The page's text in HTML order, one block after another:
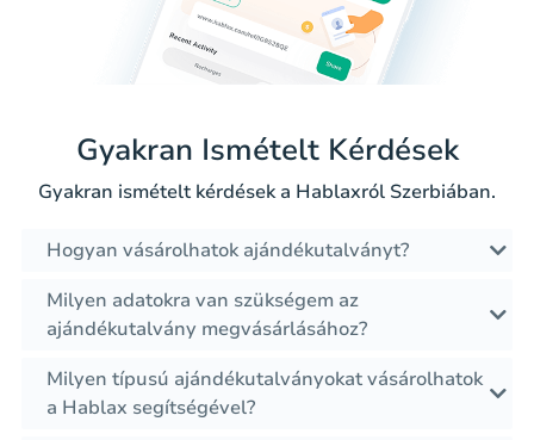
Gyakran Ismételt Kérdések
Gyakran ismételt kérdések a Hablaxról Szerbiában.
Hogyan vásárolhatok ajándékutalványt?
Milyen adatokra van szükségem az
ajándékutalvány megvásárlásához?
Milyen típusú ajándékutalványokat vásárolhatok
a Hablax segítségével?